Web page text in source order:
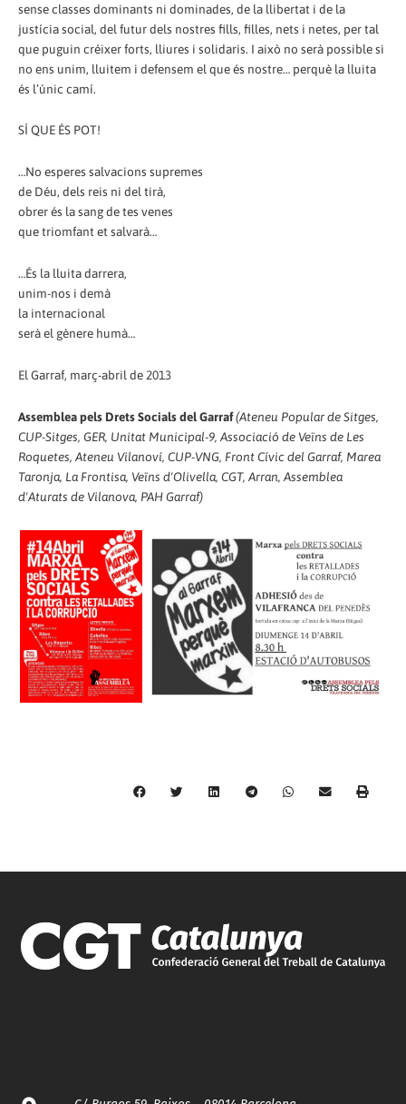
sense classes dominants ni dominades, de la llibertat i de la
justícia social, del futur dels nostres fills, filles, nets i netes, per tal
que puguin créixer forts, lliures i solidaris. I això no serà possible si
no ens unim, lluitem i defensem el que és nostre… perquè la lluita
és l’únic camí.
SÍ QUE ÉS POT!
…No esperes salvacions supremes
de Déu, dels reis ni del tirà,
obrer és la sang de tes venes
que triomfant et salvarà…
…És la lluita darrera,
unim-nos i demà
la internacional
serà el gènere humà…
El Garraf, març-abril de 2013
Assemblea pels Drets Socials del Garraf(Ateneu Popular de Sitges,
CUP-Sitges, GER, Unitat Municipal-9, Associació de Veïns de Les
Roquetes, Ateneu Vilanoví, CUP-VNG, Front Cívic del Garraf, Marea
Taronja, La Frontisa, Veïns d'Olivella, CGT, Arran, Assemblea
d'Aturats de Vilanova, PAH Garraf)